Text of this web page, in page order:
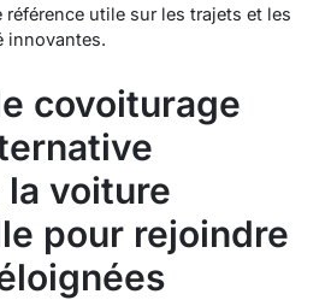
référence utile sur les trajets et les
innovantes.
covoiturage
voiture
pour rejoindre